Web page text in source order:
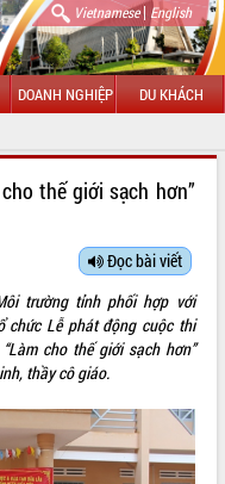
Vietnamese| English
DOANH NGHIỆP DU KHÁCH
thế giới sạch hơn”
Đọc bài viết
trường tỉnh phối hợp với
chức Lễ phát động cuộc thi
cho thế giới sạch hơn”
thầy cô giáo.